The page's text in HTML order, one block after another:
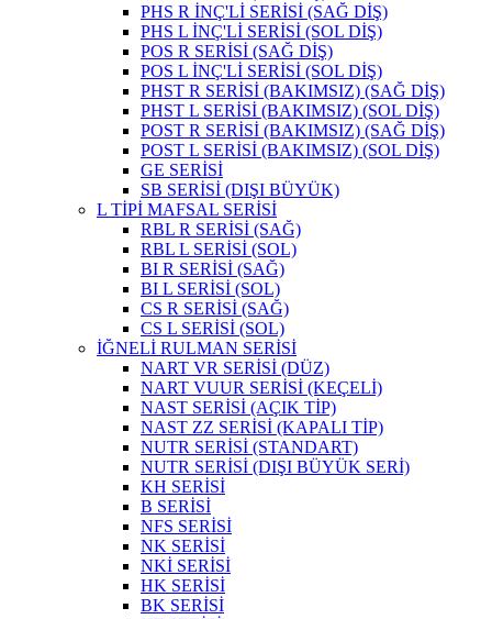
PHS R İNÇ'Lİ SERİSİ (SAĞ DİŞ)
PHS L İNÇ'Lİ SERİSİ (SOL DİŞ)
POS R SERİSİ (SAĞ DİŞ)
POS L İNÇ'Lİ SERİSİ (SOL DİŞ)
PHST R SERİSİ (BAKIMSIZ) (SAĞ DİŞ)
PHST L SERİSİ (BAKIMSIZ) (SOL DİŞ)
POST R SERİSİ (BAKIMSIZ) (SAĞ DİŞ)
POST L SERİSİ (BAKIMSIZ) (SOL DİŞ)
GE SERİSİ
SB SERİSİ (DIŞI BÜYÜK)
L TİPİ MAFSAL SERİSİ
RBL R SERİSİ (SAĞ)
RBL L SERİSİ (SOL)
BI R SERİSİ (SAĞ)
BI L SERİSİ (SOL)
CS R SERİSİ (SAĞ)
CS L SERİSİ (SOL)
İĞNELİ RULMAN SERİSİ
NART VR SERİSİ (DÜZ)
NART VUUR SERİSİ (KEÇELİ)
NAST SERİSİ (AÇIK TİP)
NAST ZZ SERİSİ (KAPALI TİP)
NUTR SERİSİ (STANDART)
NUTR SERİSİ (DIŞI BÜYÜK SERİ)
KH SERİSİ
B SERİSİ
NFS SERİSİ
NK SERİSİ
NKİ SERİSİ
HK SERİSİ
BK SERİSİ